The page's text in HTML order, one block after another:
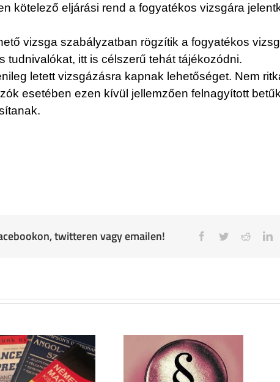
kötelező eljárási rend a fogyatékos vizsgára
vizsga szabályzatban rögzítik a fogyatékos
itt is célszerű tehát tájékozódni.
letett vizsgázásra kapnak lehetőséget. Nem
esetében ezen kívül jellemzően felnagyított
twitteren vagy emailen! Facebook
TwitterReddit